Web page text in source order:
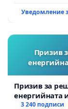
Уведомление
Призив
Призив за
енергийната
3 240 подписи